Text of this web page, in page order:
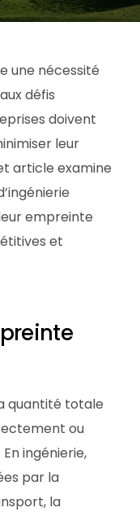
une nécessité
défis
doivent
leur
article examine
empreinte
et
quantité totale
ou
ingénierie,
par la
la